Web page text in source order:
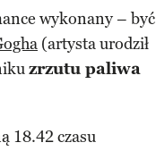
wykonany – być
(artysta urodził
zrzutu paliwa
18.42 czasu